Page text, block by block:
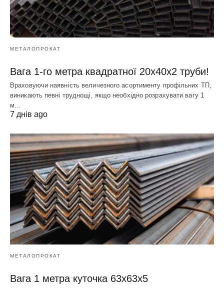
МЕТАЛОПРОКАТ
Вага 1-го метра квадратної 20х40х2 труби!
Враховуючи наявність величезного асортименту профільних ТП,
виникають певні труднощі, якщо необхідно розрахувати вагу 1
м…
7 днів ago
МЕТАЛОПРОКАТ
Вага 1 метра куточка 63х63х5